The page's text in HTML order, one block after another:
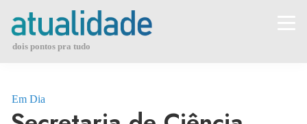
contentdois pontos pra tudo
Em Dia